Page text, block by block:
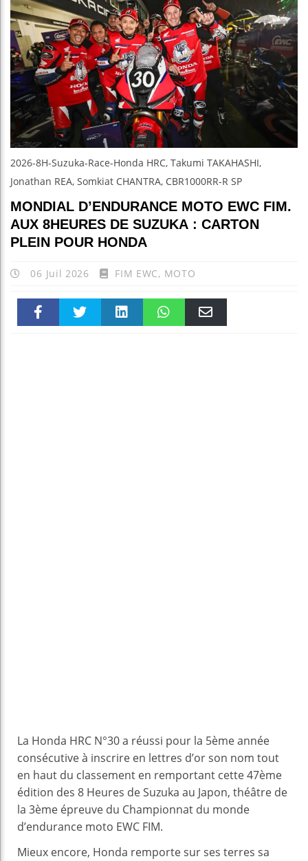
2026-8H-Suzuka-Race-Honda HRC, Takumi TAKAHASHI,
Jonathan REA, Somkiat CHANTRA, CBR1000RR-R SP
MONDIAL D’ENDURANCE MOTO EWC FIM.
AUX 8HEURES DE SUZUKA : CARTON
PLEIN POUR HONDA
06 Juil 2026 FIM EWC, MOTO
La Honda HRC N°30 a réussi pour la 5ème année
consécutive à inscrire en lettres d’or son nom tout
en haut du classement en remportant cette 47ème
édition des 8 Heures de Suzuka au Japon, théâtre de
la 3ème épreuve du Championnat du monde
d’endurance moto EWC FIM.
Mieux encore, Honda remporte sur ses terres sa